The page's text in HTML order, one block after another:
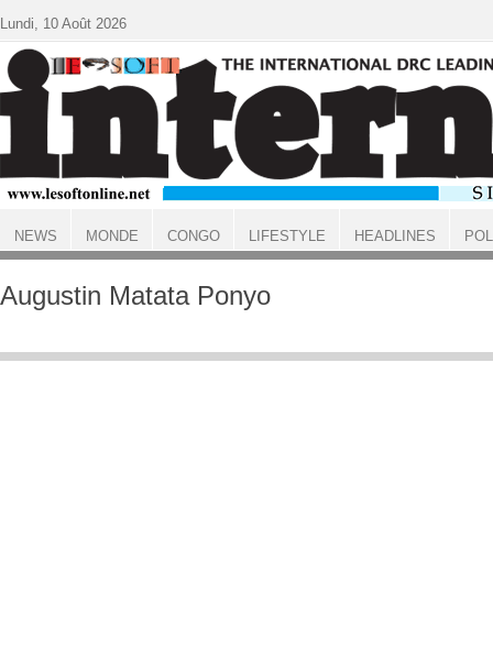
ACCUEIL
Augustin Matata Ponyo
Lundi, 10 Août 2026
NEWS MONDE CONGO LIFESTYLE HEADLINES